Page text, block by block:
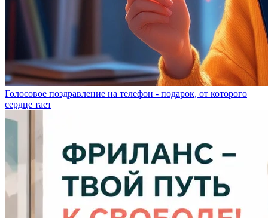
Голосовое поздравление на телефон - подарок, от которого
сердце тает